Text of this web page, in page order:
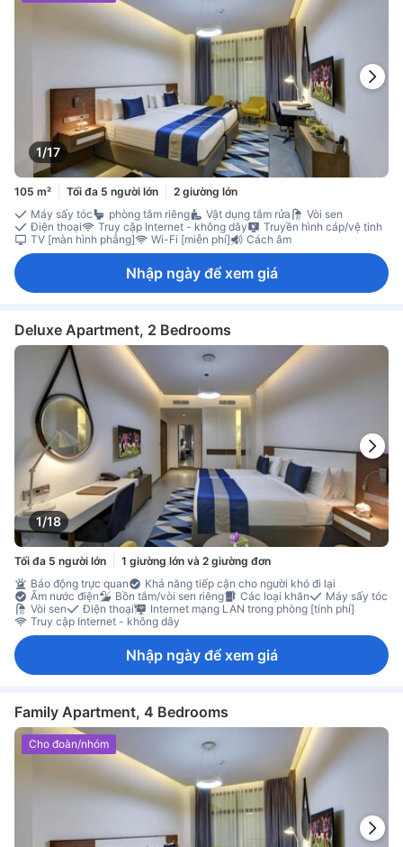
1/17
105 m² Tối đa 5 người lớn
2 giường lớn
Máy sấy tóc
phòng tắm riêng Vật dụng tắm rửa
Vòi sen
Điện thoại
Truy cập Internet - không dây
Truyền hình cáp/vệ tinh
TV [màn hình phẳng]
Wi-Fi [miễn phí] Cách âm
Nhập ngày để xem giá
Deluxe Apartment, 2 Bedrooms
1/18
Tối đa 5 người lớn
1 giường lớn và 2 giường đơn
Báo động trực quan
Khả năng tiếp cận cho người khó đi lại
Ấm nước điện
Bồn tắm/vòi sen riêng Các loại khăn
Máy sấy tóc
Vòi sen
Điện thoại
Internet mạng LAN trong phòng [tính phí]
Truy cập Internet - không dây
Nhập ngày để xem giá
Family Apartment, 4 Bedrooms
Cho đoàn/nhóm